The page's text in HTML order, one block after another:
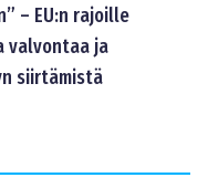
– EU:n rajoille
valvontaa ja
siirtämistä